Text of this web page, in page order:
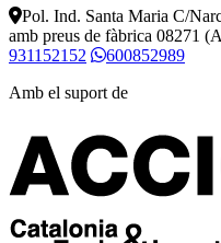
Pol. Ind. Santa Maria C/
amb preus de fàbrica 08271
931152152
600852989
Amb el suport de